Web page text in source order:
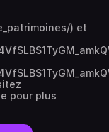
) et
pour plus